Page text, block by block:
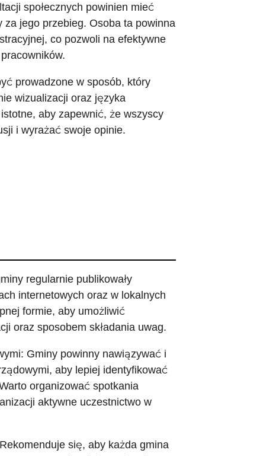
społecznych powinien mieć
jego przebieg. Osoba ta powinna
co pozwoli na efektywne
prowadzone w sposób, który
wizualizacji oraz języka
aby zapewnić, że wszyscy
i wyrażać swoje opinie.
regularnie publikowały
internetowych oraz w lokalnych
formie, aby umożliwić
oraz sposobem składania uwag.
Gminy powinny nawiązywać i
aby lepiej identyfikować
organizować spotkania
aktywne uczestnictwo w
się, aby każda gmina